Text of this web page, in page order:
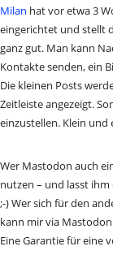
Milan hat vor etwa 3
eingerichtet und stellt
ganz gut. Man kann
Kontakte senden, ein
Die kleinen Posts
Zeitleiste angezeigt.
einzustellen. Klein und
Wer Mastodon auch
nutzen – und lasst ihm
;-) Wer sich für den
kann mir via
Eine Garantie für eine